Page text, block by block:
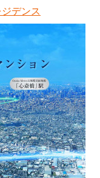
デンス